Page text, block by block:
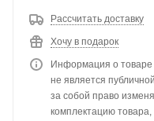
Рассчитать доставку
Хочу в подарок
Информация о товаре
не является
за собой право
комплектацию